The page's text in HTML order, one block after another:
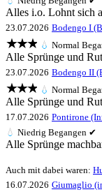
Alles i.o. Lohnt sich
23.07.2026 Bodengo I
★★★ 💧 Normal
Alle Sprünge und
23.07.2026 Bodengo II
★★★ 💧 Normal
Alle Sprünge und
17.07.2026 Pontirone
💧 Niedrig Begangen ✔
Alle Sprünge
Auch mit dabei waren:
16.07.2026 Giumaglio